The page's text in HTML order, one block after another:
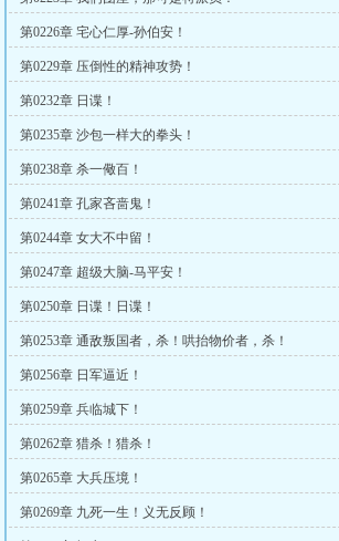
第0226章 宅心仁厚-孙伯安！
第0229章 压倒性的精神攻势！
第0232章 日谍！
第0235章 沙包一样大的拳头！
第0238章 杀一儆百！
第0241章 孔家吝啬鬼！
第0244章 女大不中留！
第0247章 超级大脑-马平安！
第0250章 日谍！日谍！
第0253章 通敌叛国者，杀！哄抬物价者，杀！
第0256章 日军逼近！
第0259章 兵临城下！
第0262章 猎杀！猎杀！
第0265章 大兵压境！
第0269章 九死一生！义无反顾！